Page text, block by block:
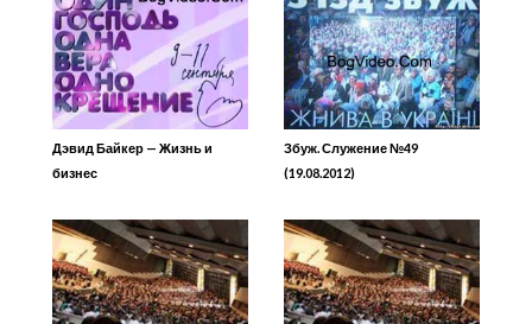
Дэвид Байкер — Жизнь и
бизнес
Збуж. Служение №49
(19.08.2012)